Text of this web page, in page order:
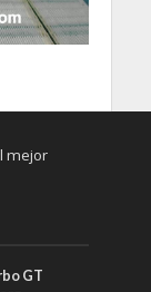
mejor
GT